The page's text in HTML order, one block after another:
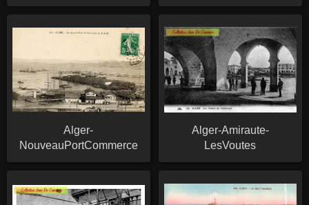
Alger-
NouveauPortCommerce
Alger-Amiraute-
LesVoutes